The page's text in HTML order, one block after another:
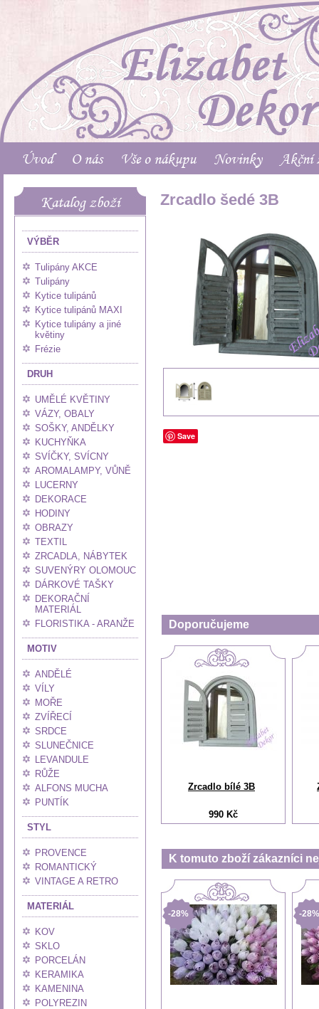
Úvod O nás Vše o nákupu Novinky Akční
Katalog zboží
VÝBĚR
Tulipány AKCE
Tulipány
Kytice tulipánů
Kytice tulipánů MAXI
Kytice tulipány a jiné
květiny
Frézie
DRUH
UMĚLÉ KVĚTINY
VÁZY, OBALY
SOŠKY, ANDĚLKY
KUCHYŇKA
SVÍČKY, SVÍCNY
AROMALAMPY, VŮNĚ
LUCERNY
DEKORACE
HODINY
OBRAZY
TEXTIL
ZRCADLA, NÁBYTEK
SUVENÝRY OLOMOUC
DÁRKOVÉ TAŠKY
DEKORAČNÍ
MATERIÁL
FLORISTIKA - ARANŽE
MOTIV
ANDĚLÉ
VÍLY
MOŘE
ZVÍŘECÍ
SRDCE
SLUNEČNICE
LEVANDULE
RŮŽE
ALFONS MUCHA
PUNTÍK
STYL
PROVENCE
ROMANTICKÝ
VINTAGE A RETRO
MATERIÁL
KOV
SKLO
PORCELÁN
KERAMIKA
KAMENINA
POLYREZIN
Zrcadlo šedé 3B
Save
Doporučujeme
Zrcadlo bílé 3B
990 Kč
K tomuto zboží zákazníci
-28% -28%